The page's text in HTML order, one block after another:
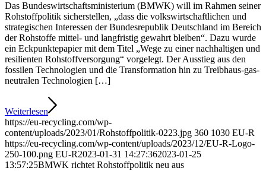
Das Bundeswirtschaftsministerium (BMWK) will im Rahmen seiner
Rohstoffpolitik sicherstellen, „dass die volkswirtschaftlichen und
strategischen Interessen der Bundesrepublik Deutschland im Bereich
der Rohstoffe mittel- und langfristig gewahrt bleiben“. Dazu wurde
ein Eckpunktepapier mit dem Titel „Wege zu einer nachhaltigen und
resilienten Rohstoffversorgung“ vorgelegt. Der Ausstieg aus den
fossilen Technologien und die Transformation hin zu Treibhaus-gas-
neutralen Technologien […]
Weiterlesen
https://eu-recycling.com/wp-
content/uploads/2023/01/Rohstoffpolitik-0223.jpg 360 1030 EU-R
https://eu-recycling.com/wp-content/uploads/2023/12/EU-R-Logo-
250-100.png EU-R2023-01-31 14:27:362023-01-25
13:57:25BMWK richtet Rohstoffpolitik neu aus